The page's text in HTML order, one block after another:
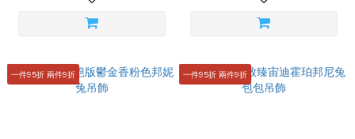
一件95折 兩件9折 一件95折 兩件9折